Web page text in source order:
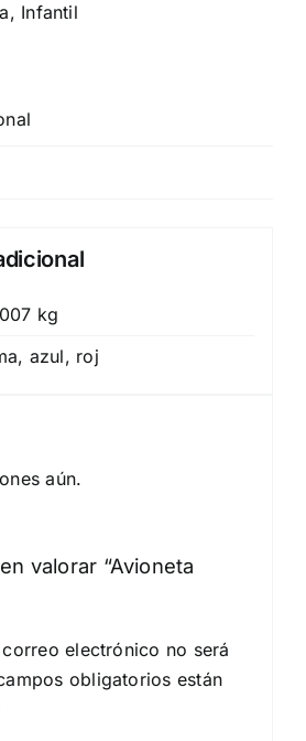
, Infantil
kg
azul, roj
aún.
valorar “Avioneta
electrónico no será
obligatorios están